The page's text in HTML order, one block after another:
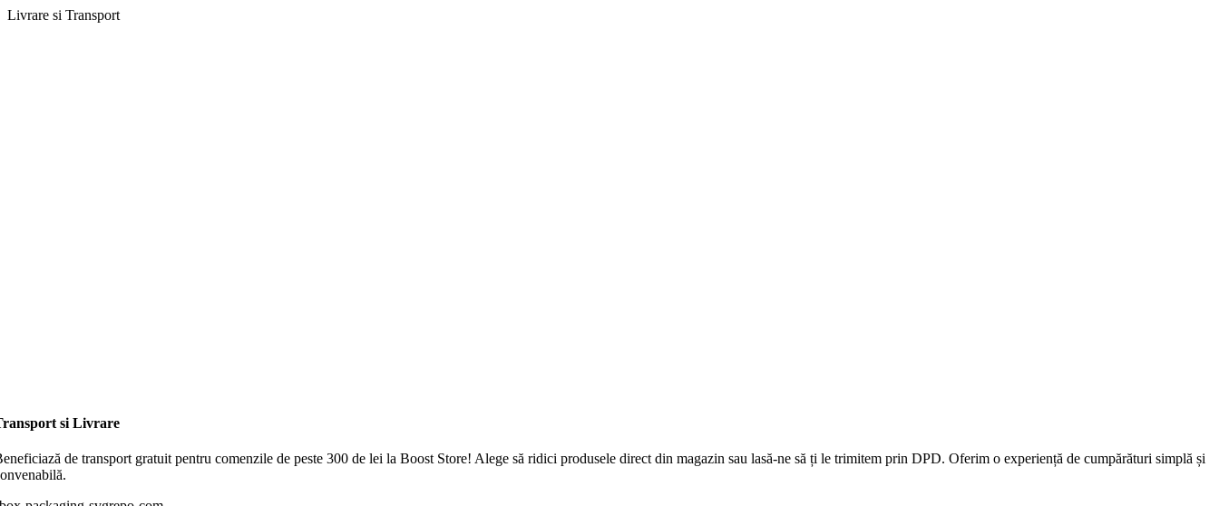
Livrare si Transport
si Livrare
de transport gratuit pentru comenzile de peste 300 de lei la Boost Store! Alege să ridici produsele direct din magazin sau lasă-ne să ți le trimitem prin DPD. Oferim o experiență de cumpărături simplă și